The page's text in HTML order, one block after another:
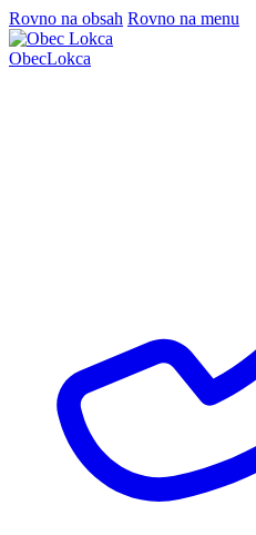
Rovno na obsah Rovno na menu
ObecLokca